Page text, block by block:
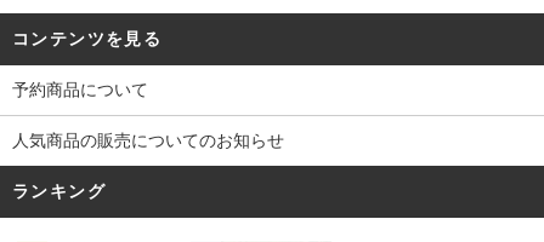
コンテンツを見る
予約商品について
人気商品の販売についてのお知らせ
ランキング